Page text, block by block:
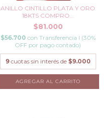
ANILLO CINTILLO PLATA Y ORO
18KTS COMPRO...
$81.000
$56.700 con Transferencia I (30%
OFF por pago contado)
9 cuotas sin interés de $9.000
AGREGAR AL CARRITO